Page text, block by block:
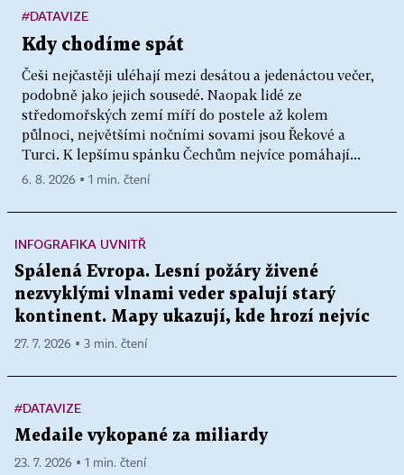
Kdy chodíme spát
Češi nejčastěji uléhají mezi desátou a jedenáctou večer,
podobně jako jejich sousedé. Naopak lidé ze
středomořských zemí míří do postele až kolem
půlnoci, největšími nočními sovami jsou Řekové a
Turci. K lepšímu spánku Čechům nejvíce pomáhají...
#DATAVIZE
6. 8. 2026 ▪ 1 min. čtení
INFOGRAFIKA UVNITŘ
Spálená Evropa. Lesní požáry živené
nezvyklými vlnami veder spalují starý
kontinent. Mapy ukazují, kde hrozí nejvíc
27. 7. 2026 ▪ 3 min. čtení
#DATAVIZE
Medaile vykopané za miliardy
23. 7. 2026 ▪ 1 min. čtení